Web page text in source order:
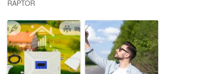
RAPTOR